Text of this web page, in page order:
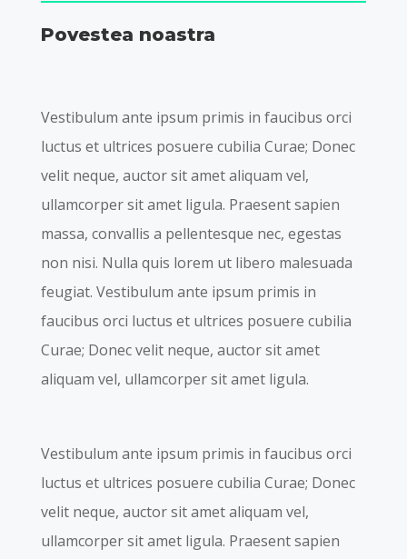
Povestea noastra
Vestibulum ante ipsum primis in faucibus orci
luctus et ultrices posuere cubilia Curae; Donec
velit neque, auctor sit amet aliquam vel,
ullamcorper sit amet ligula. Praesent sapien
massa, convallis a pellentesque nec, egestas
non nisi. Nulla quis lorem ut libero malesuada
feugiat. Vestibulum ante ipsum primis in
faucibus orci luctus et ultrices posuere cubilia
Curae; Donec velit neque, auctor sit amet
aliquam vel, ullamcorper sit amet ligula.
Vestibulum ante ipsum primis in faucibus orci
luctus et ultrices posuere cubilia Curae; Donec
velit neque, auctor sit amet aliquam vel,
ullamcorper sit amet ligula. Praesent sapien